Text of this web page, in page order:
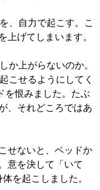
、自力で起こす。こ
上げてしまいます。
か上がらないのか。
こせるようにしてく
を恨みました。たぶ
、それどころではあ
せないと、ベッドか
意を決して「いて
を起こしました。